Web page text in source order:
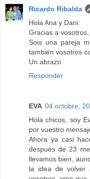
Ricardo Ribalda
Hola Ana y Dani:
Gracias a
Sois una pareja
también vosotros
Un abrazo
Responder
EVA 04 octubre,
Hola chicos, soy
por vuestro
Ahora ya casi
después de 23
llevamos bien,
la idea de volver